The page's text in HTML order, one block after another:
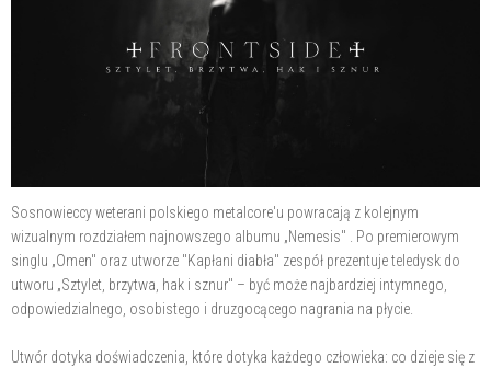
Sosnowieccy weterani polskiego metalcore'u powracają z kolejnym
wizualnym rozdziałem najnowszego albumu „Nemesis" . Po premierowym
singlu „Omen" oraz utworze "Kapłani diabła" zespół prezentuje teledysk do
utworu „Sztylet, brzytwa, hak i sznur" – być może najbardziej intymnego,
odpowiedzialnego, osobistego i druzgocącego nagrania na płycie.
Utwór dotyka doświadczenia, które dotyka każdego człowieka: co dzieje się z